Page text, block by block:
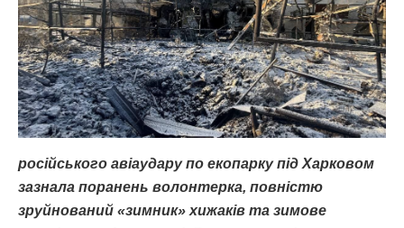
російського авіаудару по екопарку під Харковом
зазнала поранень волонтерка, повністю
зруйнований «зимник» хижаків та зимове